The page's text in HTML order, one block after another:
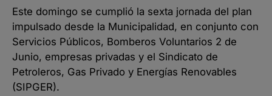
Este domingo se cumplió la sexta jornada del plan
impulsado desde la Municipalidad, en conjunto con
Servicios Públicos, Bomberos Voluntarios 2 de
Junio, empresas privadas y el Sindicato de
Petroleros, Gas Privado y Energías Renovables
(SIPGER).